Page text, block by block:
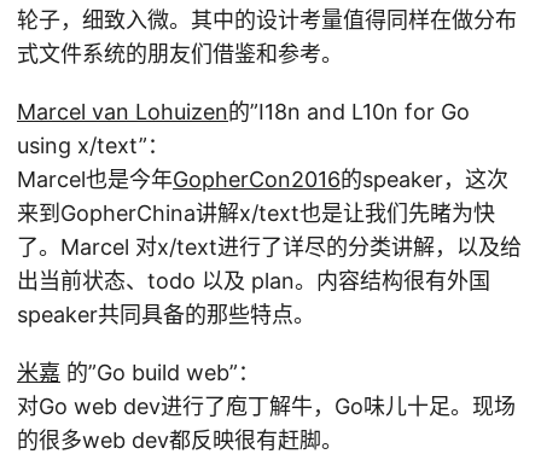
轮子，细致入微。其中的设计考量值得同样在做分布
式文件系统的朋友们借鉴和参考。
Marcel van Lohuizen的”I18n and L10n for Go
using x/text”：
Marcel也是今年GopherCon2016的speaker，这次
来到GopherChina讲解x/text也是让我们先睹为快
了。Marcel 对x/text进行了详尽的分类讲解，以及给
出当前状态、todo 以及 plan。内容结构很有外国
speaker共同具备的那些特点。
米嘉 的”Go build web”：
对Go web dev进行了庖丁解牛，Go味儿十足。现场
的很多web dev都反映很有赶脚。